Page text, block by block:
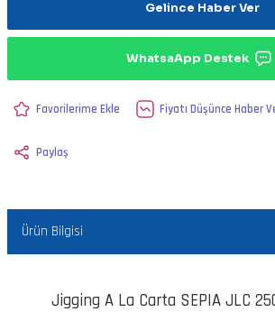
Gelince Haber Ver
WhatsaApp Destek
Fiyatı Düşünce Haber
Paylaş
Ürün Bilgisi
Jigging A La Carta SEPIA JLC